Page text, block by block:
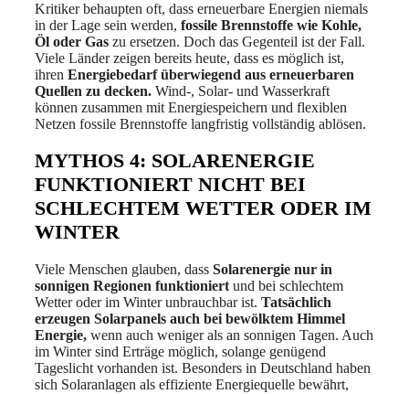
Kritiker behaupten oft, dass erneuerbare Energien niemals
in der Lage sein werden, fossile Brennstoffe wie Kohle,
Öl oder Gas zu ersetzen. Doch das Gegenteil ist der Fall.
Viele Länder zeigen bereits heute, dass es möglich ist,
ihren Energiebedarf überwiegend aus erneuerbaren
Quellen zu decken. Wind-, Solar- und Wasserkraft
können zusammen mit Energiespeichern und flexiblen
Netzen fossile Brennstoffe langfristig vollständig ablösen.
MYTHOS 4: SOLARENERGIE
FUNKTIONIERT NICHT BEI
SCHLECHTEM WETTER ODER IM
WINTER
Viele Menschen glauben, dass Solarenergie nur in
sonnigen Regionen funktioniert und bei schlechtem
Wetter oder im Winter unbrauchbar ist. Tatsächlich
erzeugen Solarpanels auch bei bewölktem Himmel
Energie, wenn auch weniger als an sonnigen Tagen. Auch
im Winter sind Erträge möglich, solange genügend
Tageslicht vorhanden ist. Besonders in Deutschland haben
sich Solaranlagen als effiziente Energiequelle bewährt,